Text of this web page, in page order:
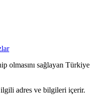
olmasını sağlayan Türkiye
adres ve bilgileri içerir.